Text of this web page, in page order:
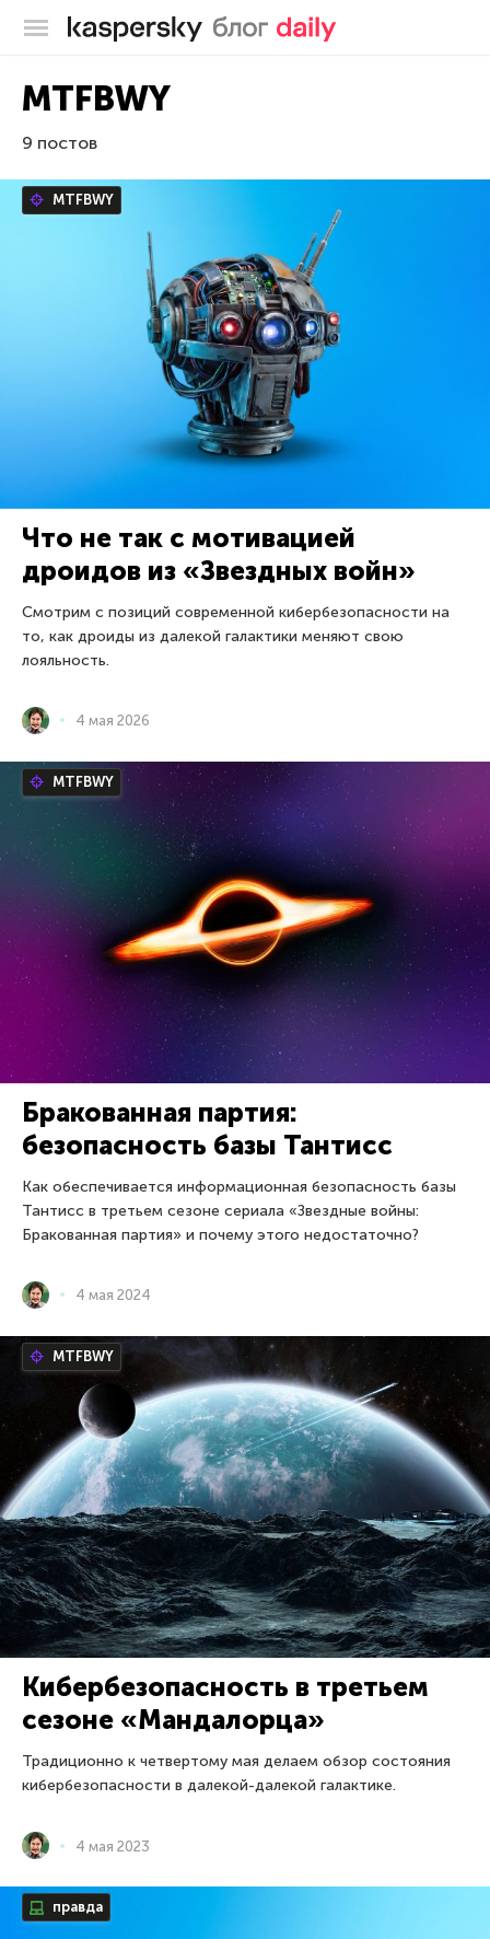
Блог Касперского
MTFBWY
9 постов
MTFBWY
Что не так с мотивацией
дроидов из «Звездных войн»
Смотрим с позиций современной кибербезопасности на
то, как дроиды из далекой галактики меняют свою
лояльность.
4 мая 2026
MTFBWY
Бракованная партия:
безопасность базы Тантисс
Как обеспечивается информационная безопасность базы
Тантисс в третьем сезоне сериала «Звездные войны:
Бракованная партия» и почему этого недостаточно?
4 мая 2024
MTFBWY
Кибербезопасность в третьем
сезоне «Мандалорца»
Традиционно к четвертому мая делаем обзор состояния
кибербезопасности в далекой-далекой галактике.
4 мая 2023
правда